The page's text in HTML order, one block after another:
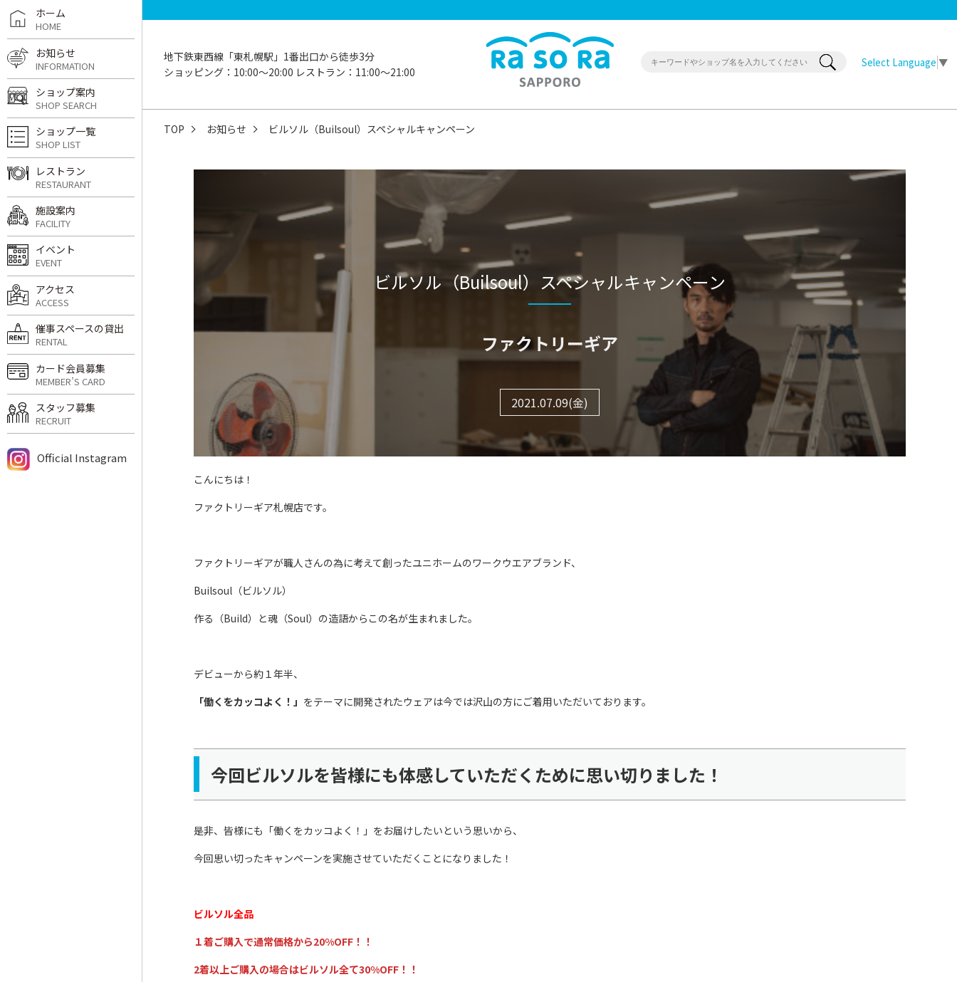
地下鉄東西線「東札幌駅」1番出口から徒歩3分
ショッピング：10:00〜20:00 レストラン：11:00〜21:00
Select Language ▼
TOP お知らせ ビルソル（Builsoul）スペシャルキャンペーン
ビルソル（Builsoul）スペシャルキャンペーン
ファクトリーギア
2021.07.09(金)
こんにちは！
ファクトリーギア札幌店です。
ファクトリーギアが職人さんの為に考えて創ったユニホームのワークウエアブランド、
Builsoul（ビルソル）
作る（Build）と魂（Soul）の造語からこの名が生まれました。
デビューから約１年半、
「働くをカッコよく！」 をテーマに開発されたウェアは今では沢山の方にご着用いただいております。
今回ビルソルを皆様にも体感していただくために思い切りました！
是非、皆様にも「働くをカッコよく！」をお届けしたいという思いから、
今回思い切ったキャンペーンを実施させていただくことになりました！
ビルソル全品
１着ご購入で通常価格から20%OFF！！
2着以上ご購入の場合はビルソル全て30%OFF！！
ホーム
HOME
お知らせ
INFORMATION
ショップ案内
SHOP SEARCH
ショップ一覧
SHOP LIST
レストラン
RESTAURANT
施設案内
FACILITY
イベント
EVENT
アクセス
ACCESS
催事スペースの貸出
RENTAL
カード会員募集
MEMBER’S CARD
スタッフ募集
RECRUIT
Official Instagram